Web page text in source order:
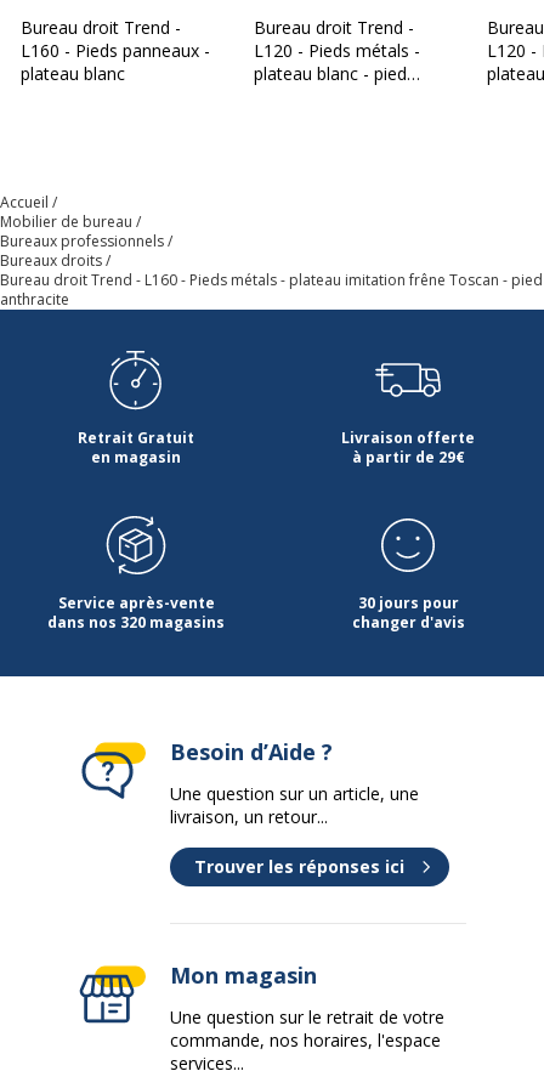
Densité panneaux 750 kg/m3
Forme
Largeur du plateau
Nature de la Finition surface
supèrieur
Mélamine
Données d'identification
Données d'identification
Marque Artarredi
Caractéristiques de base
Caractéristiques de base
Matériau de la base Métal
Nature de la finition Époxy
Piètement
Piètement
Couleur du piètement
Bureau droit Trend -
L160 - Pieds panneaux -
plateau blanc
Bureau droit Trend -
L120 - Pieds métals -
plateau blanc - pied
L120 -
Accueil
Mobilier de bureau
Bureaux professionnels
Bureaux droits
Bureau droit Trend - L160 - Pieds métals - plateau imitation frêne Toscan - pied
anthracite
Retrait Gratuit
en magasin
Livraison offerte
à partir de 29€
Service après-vente
dans nos 320 magasins
30 jours pour
changer d'avis
Besoin d’Aide ?
Une question sur un article, une
livraison, un retour...
Trouver les réponses ici
Mon magasin
Une question sur le retrait de votre
commande, nos horaires, l'espace
services...